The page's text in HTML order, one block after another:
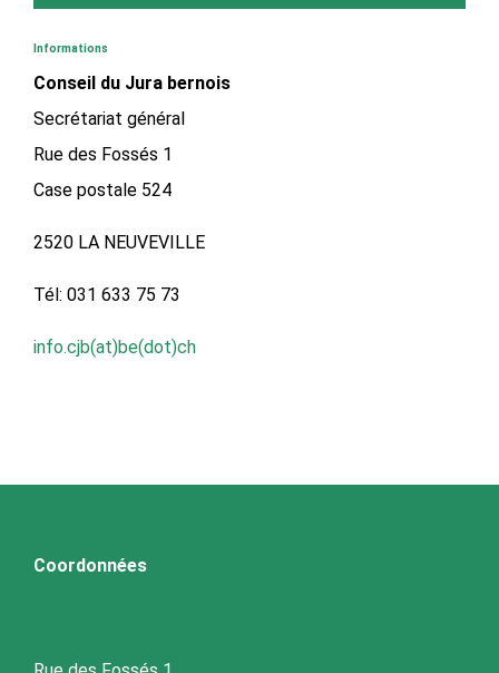
Informations
Conseil du Jura bernois
Secrétariat général
Rue des Fossés 1
Case postale 524
2520 LA NEUVEVILLE
Tél: 031 633 75 73
info.cjb(at)be(dot)ch
Coordonnées